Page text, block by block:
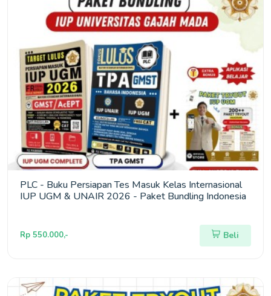
PLC - Buku Persiapan Tes Masuk Kelas Internasional
IUP UGM & UNAIR 2026 - Paket Bundling Indonesia
Rp 550.000,- Beli